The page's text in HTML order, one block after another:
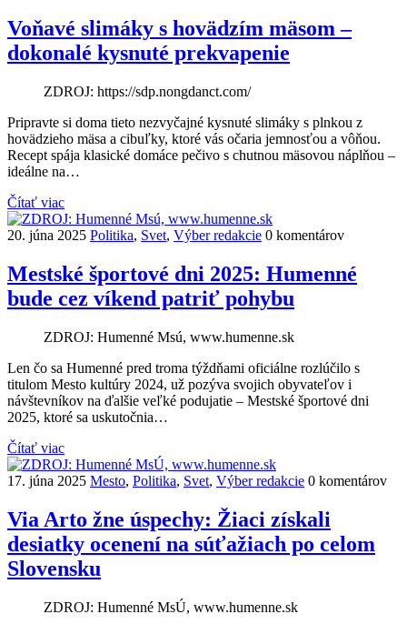
Voňavé slimáky s hovädzím mäsom –
dokonalé kysnuté prekvapenie
ZDROJ: https://sdp.nongdanct.com/
Pripravte si doma tieto nezvyčajné kysnuté slimáky s plnkou z
hovädzieho mäsa a cibuľky, ktoré vás očaria jemnosťou a vôňou.
Recept spája klasické domáce pečivo s chutnou mäsovou náplňou –
ideálne na…
Čítať viac
20. júna 2025 Politika, Svet, Výber redakcie 0 komentárov
Mestské športové dni 2025: Humenné
bude cez víkend patriť pohybu
ZDROJ: Humenné Msú, www.humenne.sk
Len čo sa Humenné pred troma týždňami oficiálne rozlúčilo s
titulom Mesto kultúry 2024, už pozýva svojich obyvateľov i
návštevníkov na ďalšie veľké podujatie – Mestské športové dni
2025, ktoré sa uskutočnia…
Čítať viac
17. júna 2025 Mesto, Politika, Svet, Výber redakcie 0 komentárov
Via Arto žne úspechy: Žiaci získali
desiatky ocenení na súťažiach po celom
Slovensku
ZDROJ: Humenné MsÚ, www.humenne.sk